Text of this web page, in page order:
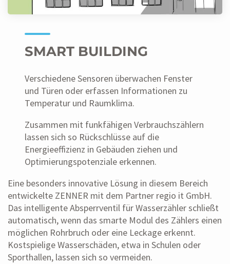
SMART BUILDING
Verschiedene Sensoren überwachen Fenster
und Türen oder erfassen Informationen zu
Temperatur und Raumklima.
Zusammen mit funkfähigen Verbrauchszählern
lassen sich so Rückschlüsse auf die
Energieeffizienz in Gebäuden ziehen und
Optimierungspotenziale erkennen.
Eine besonders innovative Lösung in diesem Bereich
entwickelte ZENNER mit dem Partner regio it GmbH.
Das intelligente Absperrventil für Wasserzähler schließt
automatisch, wenn das smarte Modul des Zählers einen
möglichen Rohrbruch oder eine Leckage erkennt.
Kostspielige Wasserschäden, etwa in Schulen oder
Sporthallen, lassen sich so vermeiden.